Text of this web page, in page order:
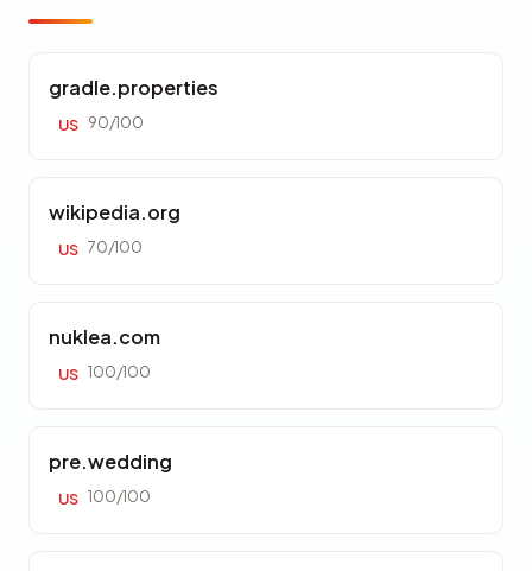
gradle.properties
US 90/100
wikipedia.org
US 70/100
nuklea.com
US 100/100
pre.wedding
US 100/100